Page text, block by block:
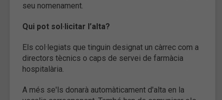
seu nomenament.
Qui pot sol·licitar l’alta?
Els col·legiats que tinguin designat un càrrec com a
directors tècnics o caps de servei de farmàcia
hospitalària.
A més se'ls donarà automàticament d'alta en la